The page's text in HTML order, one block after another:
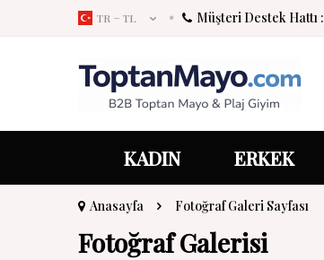
TR − TL Müşteri Destek Hattı :
KADIN ERKEK
Anasayfa Fotoğraf Galeri Sayfası
Fotoğraf Galerisi